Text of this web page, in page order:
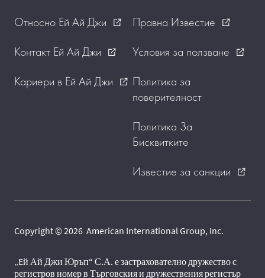
Относно Ей Ай Джи
external_link
Контакт Ей Ай Джи external_link
Кариери в Ей Ай Джи external_link
Правна Известие
external_link
Условия за ползване external_link
Политика за
поверителност
Политика За
Бисквитките
Известие за санкции
external_link
Copyright © 2026 American International Group, Inc.
„Eй Ай Джи Юръп“ С.А. е застрахователно дружество с
регистров номер в Търговския и дружествения регистър